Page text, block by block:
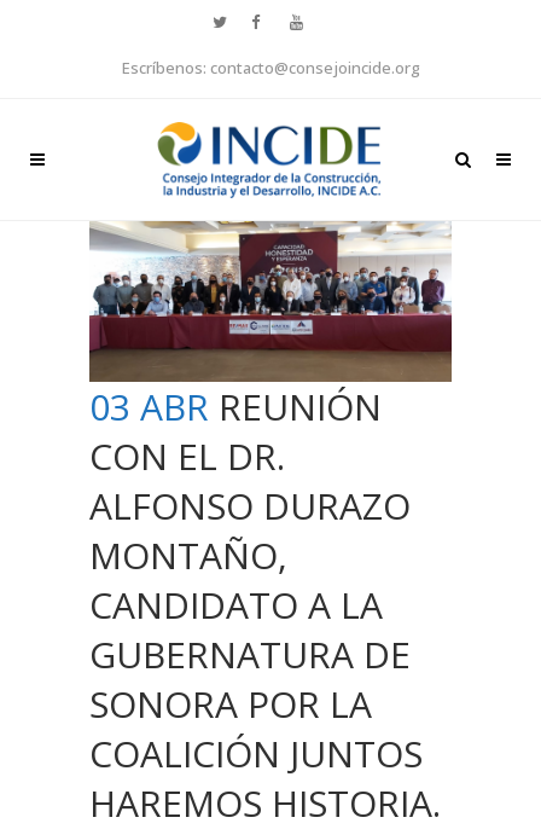
Escríbenos: contacto@consejoincide.org
03 ABR REUNIÓN
CON EL DR.
ALFONSO DURAZO
MONTAÑO,
CANDIDATO A LA
GUBERNATURA DE
SONORA POR LA
COALICIÓN JUNTOS
HAREMOS HISTORIA.